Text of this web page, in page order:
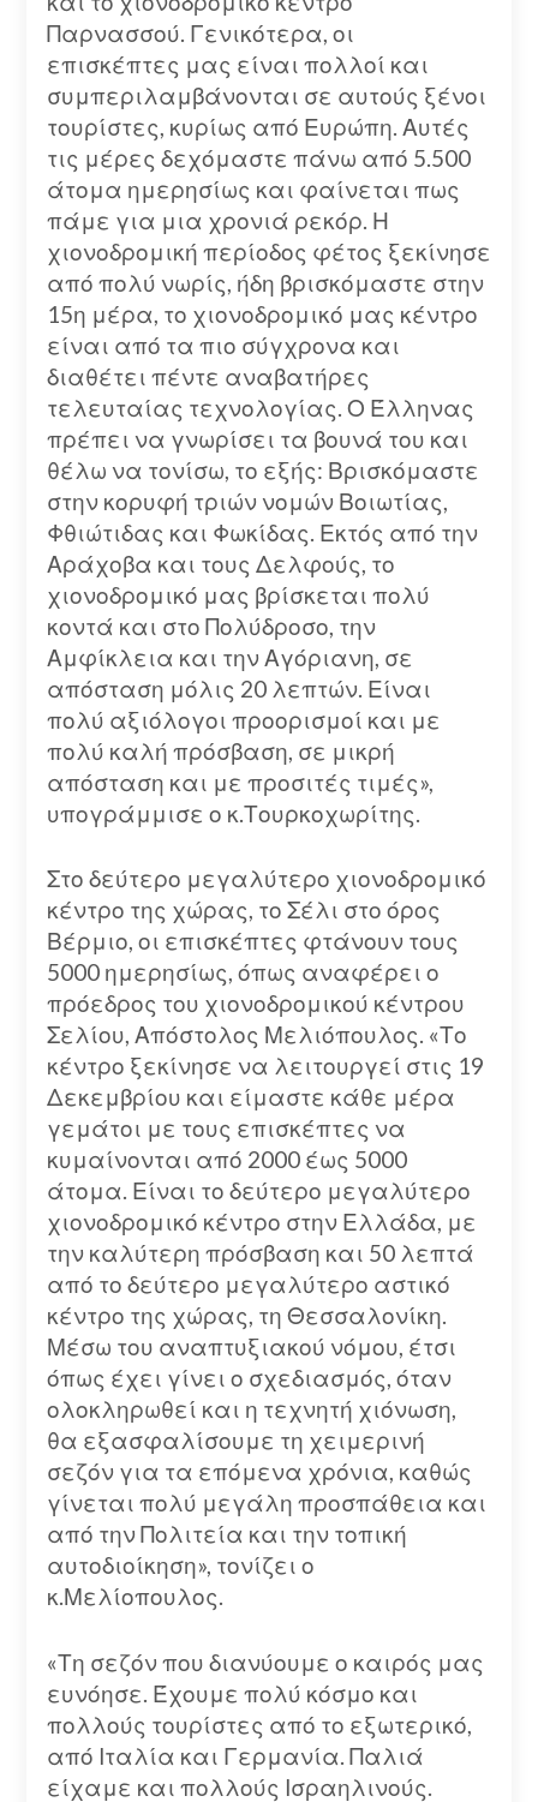
Παρνασσού. Γενικότερα, οι
επισκέπτες μας είναι πολλοί και
συμπεριλαμβάνονται σε αυτούς ξένοι
τουρίστες, κυρίως από Ευρώπη. Αυτές
τις μέρες δεχόμαστε πάνω από 5.500
άτομα ημερησίως και φαίνεται πως
πάμε για μια χρονιά ρεκόρ. Η
χιονοδρομική περίοδος φέτος ξεκίνησε
από πολύ νωρίς, ήδη βρισκόμαστε στην
15η μέρα, το χιονοδρομικό μας κέντρο
είναι από τα πιο σύγχρονα και
διαθέτει πέντε αναβατήρες
τελευταίας τεχνολογίας. Ο Έλληνας
πρέπει να γνωρίσει τα βουνά του και
θέλω να τονίσω, το εξής: Βρισκόμαστε
στην κορυφή τριών νομών Βοιωτίας,
Φθιώτιδας και Φωκίδας. Εκτός από την
Αράχοβα και τους Δελφούς, το
χιονοδρομικό μας βρίσκεται πολύ
κοντά και στο Πολύδροσο, την
Αμφίκλεια και την Αγόριανη, σε
απόσταση μόλις 20 λεπτών. Είναι
πολύ αξιόλογοι προορισμοί και με
πολύ καλή πρόσβαση, σε μικρή
απόσταση και με προσιτές τιμές»,
υπογράμμισε ο κ.Τουρκοχωρίτης.
Στο δεύτερο μεγαλύτερο χιονοδρομικό
κέντρο της χώρας, το Σέλι στο όρος
Βέρμιο, οι επισκέπτες φτάνουν τους
5000 ημερησίως, όπως αναφέρει ο
πρόεδρος του χιονοδρομικού κέντρου
Σελίου, Απόστολος Μελιόπουλος. «Το
κέντρο ξεκίνησε να λειτουργεί στις 19
Δεκεμβρίου και είμαστε κάθε μέρα
γεμάτοι με τους επισκέπτες να
κυμαίνονται από 2000 έως 5000
άτομα. Είναι το δεύτερο μεγαλύτερο
χιονοδρομικό κέντρο στην Ελλάδα, με
την καλύτερη πρόσβαση και 50 λεπτά
από το δεύτερο μεγαλύτερο αστικό
κέντρο της χώρας, τη Θεσσαλονίκη.
Μέσω του αναπτυξιακού νόμου, έτσι
όπως έχει γίνει ο σχεδιασμός, όταν
ολοκληρωθεί και η τεχνητή χιόνωση,
θα εξασφαλίσουμε τη χειμερινή
σεζόν για τα επόμενα χρόνια, καθώς
γίνεται πολύ μεγάλη προσπάθεια και
από την Πολιτεία και την τοπική
αυτοδιοίκηση», τονίζει ο
κ.Μελίοπουλος.
«Τη σεζόν που διανύουμε ο καιρός μας
ευνόησε. Έχουμε πολύ κόσμο και
πολλούς τουρίστες από το εξωτερικό,
από Ιταλία και Γερμανία. Παλιά
είχαμε και πολλούς Ισραηλινούς.